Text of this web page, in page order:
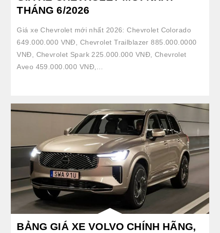
THÁNG 6/2026
Giá xe Chevrolet mới nhất 2026: Chevrolet Colorado
649.000.000 VNĐ, Chevrolet Trailblazer 885.000.0000
VNĐ, Chevrolet Spark 225.000.000 VNĐ, Chevrolet
Aveo 459.000.000 VNĐ,…
BẢNG GIÁ XE VOLVO CHÍNH HÃNG,